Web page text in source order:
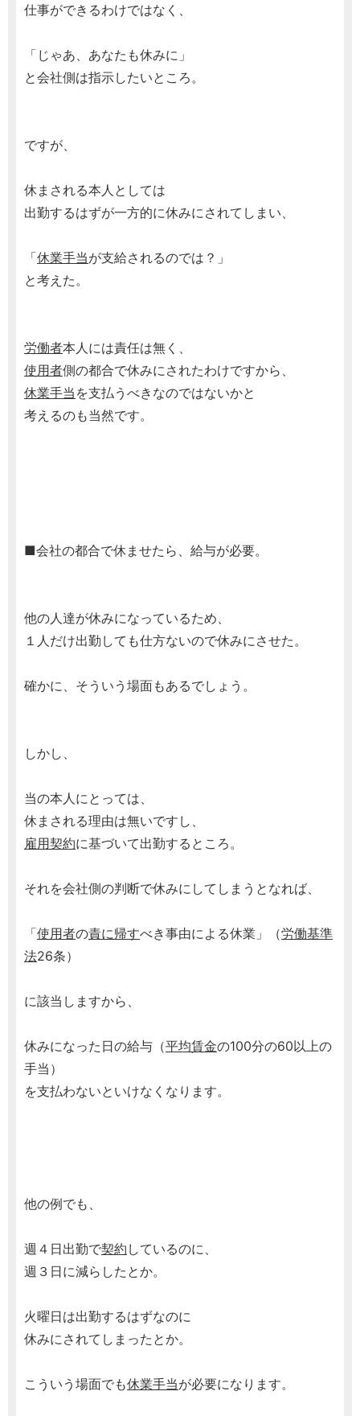
仕事ができるわけではなく、
「じゃあ、あなたも休みに」
と会社側は指示したいところ。
ですが、
休まされる本人としては
出勤するはずが一方的に休みにされてしまい、
「休業手当が支給されるのでは？」
と考えた。
労働者本人には責任は無く、
使用者側の都合で休みにされたわけですから、
休業手当 を支払うべきなのではないかと
考えるのも当然です。
■会社の都合で休ませたら、給与が必要。
他の人達が休みになっているため、
１人だけ出勤しても仕方ないので休みにさせた。
確かに、そういう場面もあるでしょう。
しかし、
当の本人にとっては、
休まされる理由は無いですし、
雇用契約に基づいて出勤するところ。
それを会社側の判断で休みにしてしまうとなれば、
「使用者の責に帰すべき事由による休業」（労働基準
法26条）
に該当しますから、
休みになった日の給与（平均賃金の100分の60以上の
手当）
を支払わないといけなくなります。
他の例でも、
週４日出勤で契約 しているのに、
週３日に減らしたとか。
火曜日は出勤するはずなのに
休みにされてしまったとか。
こういう場面でも休業手当が必要になります。